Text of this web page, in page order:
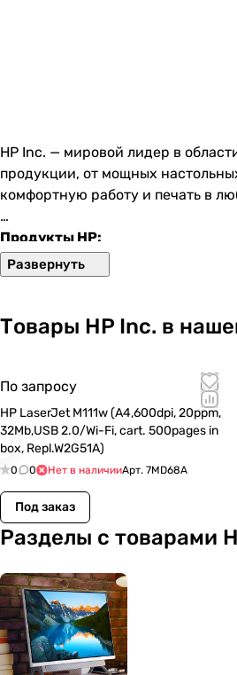
HP Inc. — мировой лидер в
продукции, от мощных
комфортную работу и печать в
Продукты HP:
Мощные рабочие станции и
надежность. Их элегантный
Принтеры HP Instant Ink
умной системы мониторинга вы
Серверы HP Proliant
высокой нагрузки. Надежность
Преимущества HP:
- Производительность и
- Удобство управления и
- Высокое качество сборки и
- Простота интеграции и
Выбирайте продукцию HP и
Товары HP Inc. в
По запросу
HP LaserJet M111w (A4,600dpi, 20ppm,
32Mb,USB 2.0/Wi-Fi, cart. 500pages in
box, Repl.W2G51A)
0 0 Нет в наличииАрт. 7MD68A
Под заказ
Разделы с товарами